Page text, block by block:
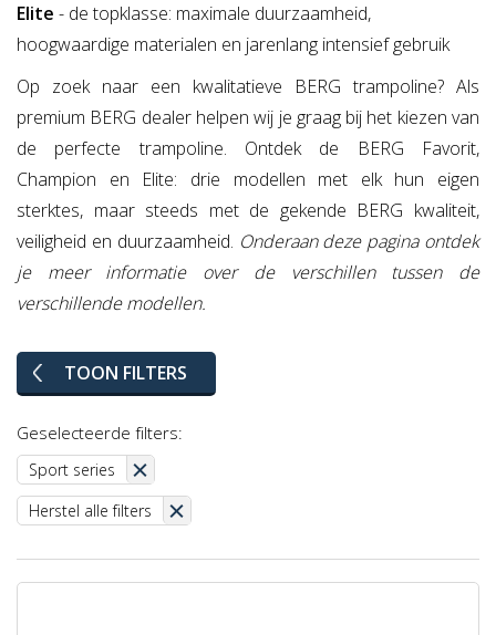
Elite - de topklasse: maximale duurzaamheid,
hoogwaardige materialen en jarenlang intensief gebruik
Op zoek naar een kwalitatieve BERG trampoline? Als
premium BERG dealer helpen wij je graag bij het kiezen van
de perfecte trampoline. Ontdek de BERG Favorit,
Champion en Elite: drie modellen met elk hun eigen
sterktes, maar steeds met de gekende BERG kwaliteit,
veiligheid en duurzaamheid. Onderaan deze pagina ontdek
je meer informatie over de verschillen tussen de
verschillende modellen.
TOON FILTERS
Geselecteerde filters:
Sport series
Herstel alle filters